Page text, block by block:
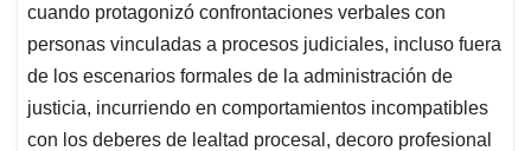
cuando protagonizó confrontaciones verbales con
personas vinculadas a procesos judiciales, incluso fuera
de los escenarios formales de la administración de
justicia, incurriendo en comportamientos incompatibles
con los deberes de lealtad procesal, decoro profesional